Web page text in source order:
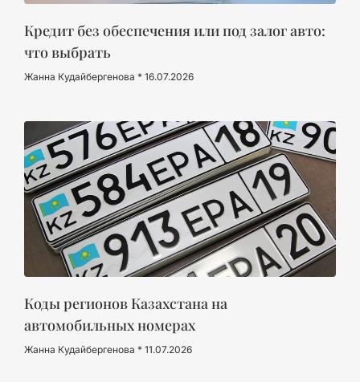
Кредит без обеспечения или под залог авто:
что выбрать
Жанна Кудайбергенова 16.07.2026
Коды регионов Казахстана на
автомобильных номерах
Жанна Кудайбергенова 11.07.2026